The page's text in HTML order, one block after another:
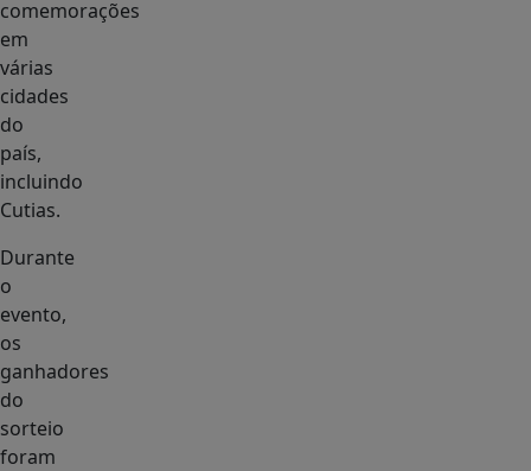
comemorações
em
várias
cidades
do
país,
incluindo
Cutias.
Durante
o
evento,
os
ganhadores
do
sorteio
foram